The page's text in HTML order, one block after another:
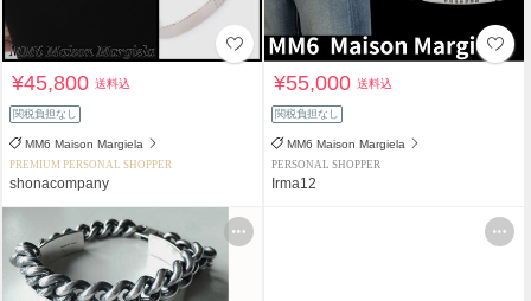
¥45,800送料込
関税負担なし
MM6 Maison Margiela
PREMIUM PERSONAL SHOPPER
shonacompany
¥55,000送料込
関税負担なし
MM6 Maison Margiela
PERSONAL SHOPPER
Irma12